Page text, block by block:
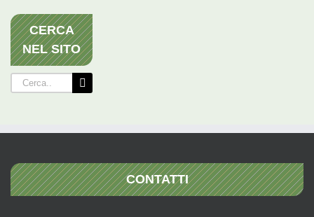
CERCA
NEL SITO
Cerca
per:
CONTATTI